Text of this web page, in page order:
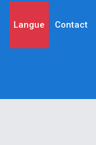
Langue Contact